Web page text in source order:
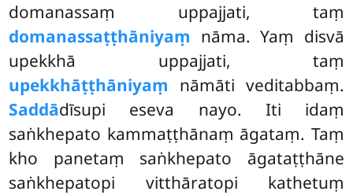
domanassaṃ uppajjati, taṃ
domanassaṭṭhāniyaṃ nāma. Yaṃ disvā
upekkhā uppajjati, taṃ
upekkhāṭṭhāniyaṃ nāmāti veditabbaṃ.
Saddādīsupi eseva nayo. Iti idaṃ
saṅkhepato kammaṭṭhānaṃ āgataṃ. Taṃ
kho panetaṃ saṅkhepato āgataṭṭhāne
saṅkhepatopi vitthāratopi kathetuṃ